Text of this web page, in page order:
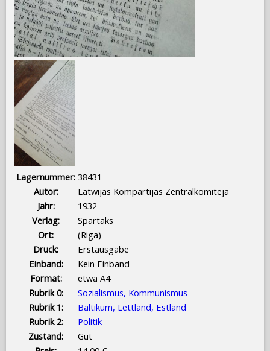
Lagernummer: 38431
Autor:
Latwijas Kompartijas Zentralkomiteja
Jahr:
1932
Verlag:
Spartaks
Ort:
(Riga)
Druck:
Erstausgabe
Einband:
Kein Einband
Format:
etwa A4
Rubrik 0:
Sozialismus, Kommunismus
Rubrik 1:
Baltikum, Lettland, Estland
Rubrik 2:
Politik
Zustand:
Gut